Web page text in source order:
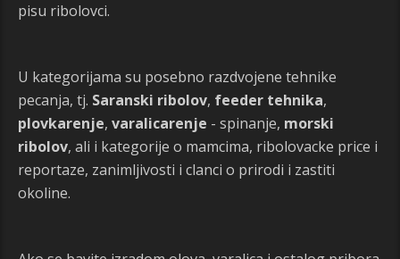
pisu ribolovci.
U kategorijama su posebno razdvojene tehnike
pecanja, tj. Saranski ribolov, feeder tehnika,
plovkarenje, varalicarenje - spinanje, morski
ribolov, ali i kategorije o mamcima, ribolovacke price i
reportaze, zanimljivosti i clanci o prirodi i zastiti
okoline.